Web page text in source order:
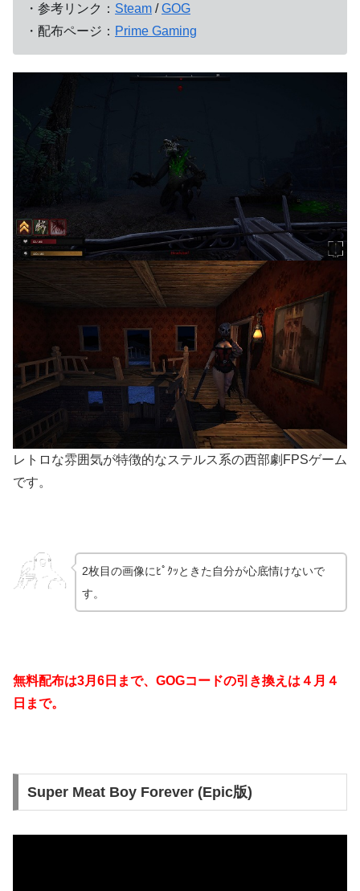
・参考リンク： Steam /GOG
・配布ページ： Prime Gaming
レトロな雰囲気が特徴的なステルス系の西部劇FPSゲーム
です。
2枚目の画像にﾋﾟｸｯときた自分が心底情けないで
す。
無料配布は3月6日まで、GOGコードの引き換えは４月４
日まで。
Super Meat Boy Forever (Epic版)